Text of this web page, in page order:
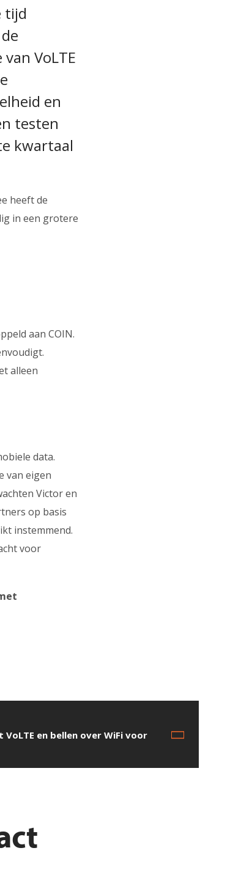
tijd
VoLTE
en
testen
kwartaal
heeft de
in een grotere
aan COIN.
alleen
data.
van eigen
Victor en
op basis
instemmend.
voor
en bellen over WiFi voor